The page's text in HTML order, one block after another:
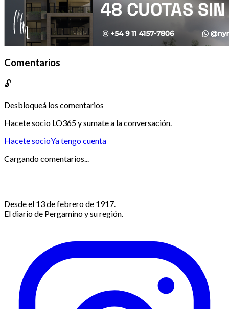
Comentarios
🔓
Desbloqueá los comentarios
Hacete socio LO365 y sumate a la conversación.
Hacete socioYa tengo cuenta
Cargando comentarios...
Desde el 13 de febrero de 1917.
El diario de Pergamino y su región.